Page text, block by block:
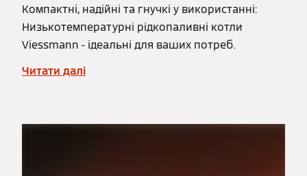
Компактні, надійні та гнучкі у використанні:
Низькотемпературні рідкопаливні котли
Viessmann - ідеальні для ваших потреб.
Читати далі